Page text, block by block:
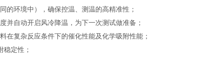
同的环境中），确保控温、测温的高精准性；
度并自动开启风冷降温，为下一次测试做准备；
复杂反应条件下的催化性能及化学吸附性能；
定性；